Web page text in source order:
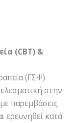
(CBT) &
(ΓΣΨ)
στην
με παρεμβάσεις
ερευνηθεί κατά